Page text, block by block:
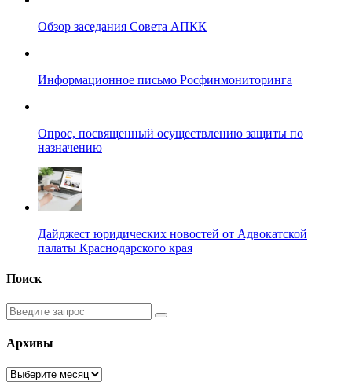
Обзор заседания Совета АПКК
Информационное письмо Росфинмониторинга
Опрос, посвященный осуществлению защиты по
назначению
Дайджест юридических новостей от Адвокатской
палаты Краснодарского края
Поиск
Введите
запрос
Архивы
Архивы